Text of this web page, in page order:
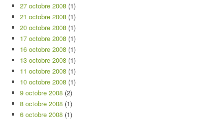
27 octobre 2008 (1)
21 octobre 2008 (1)
20 octobre 2008 (1)
17 octobre 2008 (1)
16 octobre 2008 (1)
13 octobre 2008 (1)
11 octobre 2008 (1)
10 octobre 2008 (1)
9 octobre 2008 (2)
8 octobre 2008 (1)
6 octobre 2008 (1)